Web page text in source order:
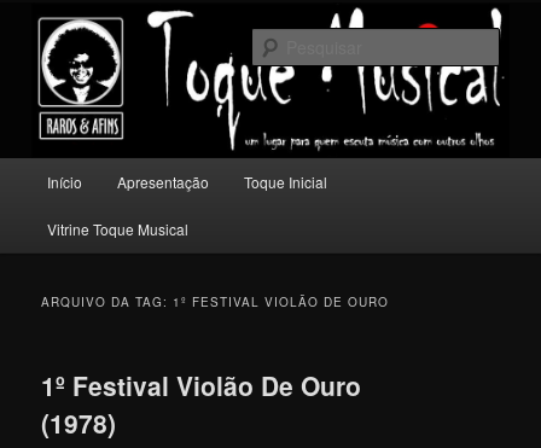
conteúdo
principal
conteúdo
secundário
Toque Musical
Um lugar para quem escuta música com outros olhos.
principal
Início Apresentação Toque Inicial
Vitrine Toque Musical
ARQUIVO DA TAG: 1º FESTIVAL VIOLÃO DE OURO
1º Festival Violão De Ouro
(1978)